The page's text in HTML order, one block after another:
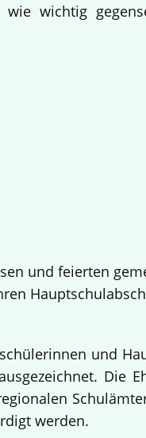
wichtig
und feierten
und
Die
werden.